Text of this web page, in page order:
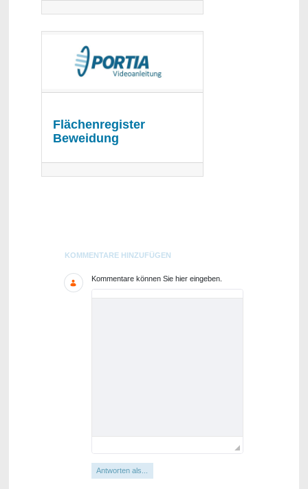
Flächenregister
Beweidung
Blogs
KOMMENTARE HINZUFÜGEN
Kommentare können Sie hier eingeben.
Antworten als...